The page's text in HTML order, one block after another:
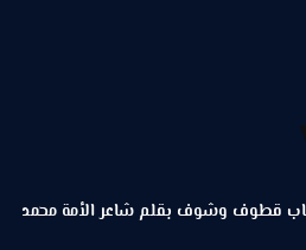
قطوف وشوف بقلم شاعر الأمة محمد